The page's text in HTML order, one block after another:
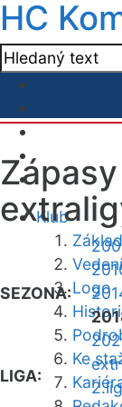
HC
Klub
Logo
Ke
SEZONA:
LIGA: